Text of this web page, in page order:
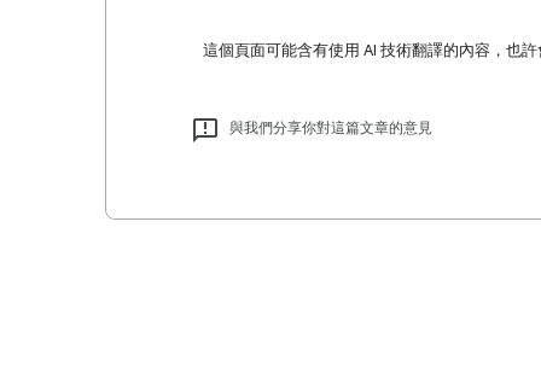
這個頁面可能含有使用 AI 技術翻譯的內容，也
與我們分享你對這篇文章的意見